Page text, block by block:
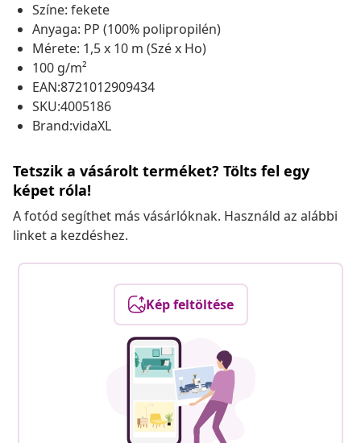
Színe: fekete
Anyaga: PP (100% polipropilén)
Mérete: 1,5 x 10 m (Szé x Ho)
100 g/m²
EAN:8721012909434
SKU:4005186
Brand:vidaXL
Tetszik a vásárolt terméket? Tölts fel egy
képet róla!
A fotód segíthet más vásárlóknak. Használd az alábbi
linket a kezdéshez.
Kép feltöltése